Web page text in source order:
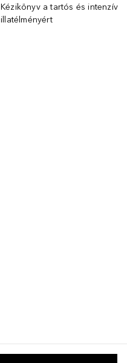
Kézikönyv a tartós és intenzív
illatélményért